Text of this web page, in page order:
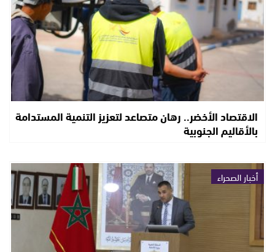
الاقتصاد الأخضر.. رهان متصاعد لتعزيز التنمية المستدامة
بالأقاليم الجنوبية
أخبار الصحراء